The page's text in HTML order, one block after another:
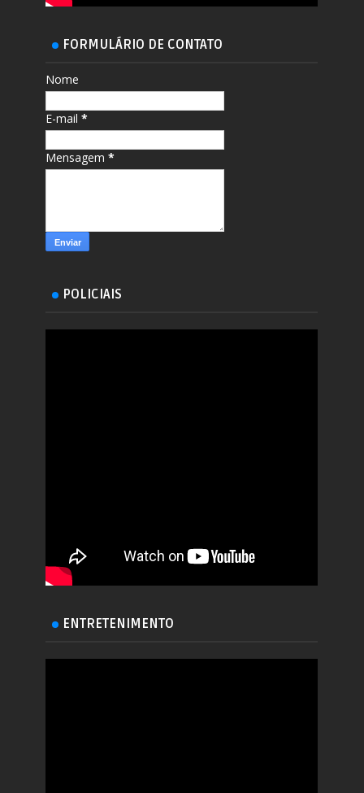
FORMULÁRIO DE CONTATO
Nome
E-mail*
Mensagem*
POLICIAIS
ENTRETENIMENTO